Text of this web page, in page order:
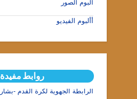
ألبوم الصور
أألبوم الفيديو
روابط مفيدة
الرابطة الجهوية لكرة القدم -بشار